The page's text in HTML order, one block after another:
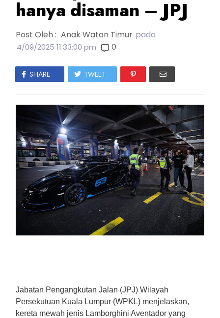
hanya disaman – JPJ
Post Oleh : Anak Watan Timur pada
4/09/2025 11:33:00 pm 0
SHARE TWEET
Jabatan Pengangkutan Jalan (JPJ) Wilayah
Persekutuan Kuala Lumpur (WPKL) menjelaskan,
kereta mewah jenis Lamborghini Aventador yang